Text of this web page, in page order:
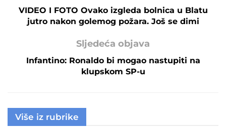
VIDEO I FOTO Ovako izgleda bolnica u Blatu
jutro nakon golemog požara. Još se dimi
Sljedeća objava
Infantino: Ronaldo bi mogao nastupiti na
klupskom SP-u
Više iz rubrike